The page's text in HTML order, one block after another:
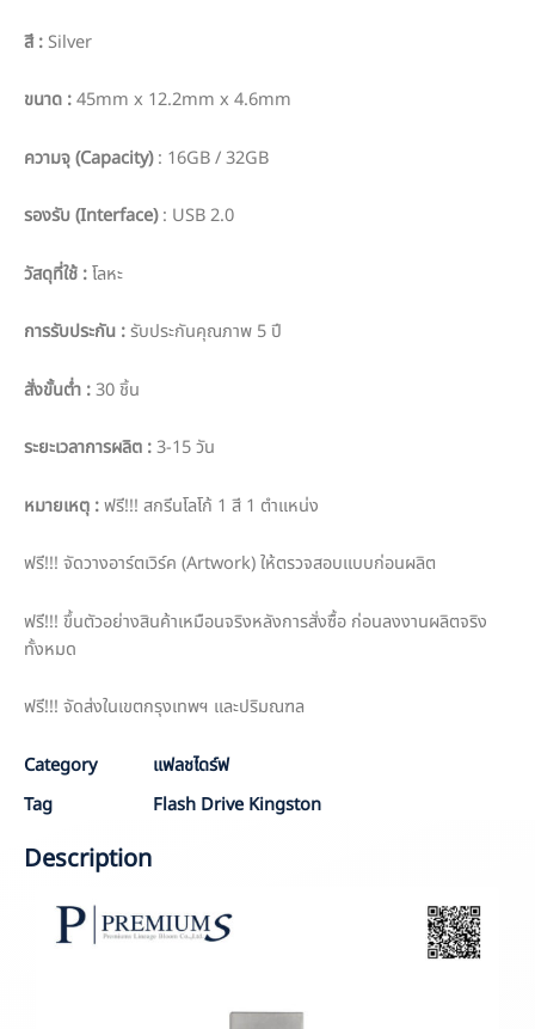
สี : Silver
ขนาด :45mm x 12.2mm x 4.6mm
ความจุ(Capacity): 16GB / 32GB
รองรับ (Interface): USB 2.0
วัสดุที่ใช้ :โลหะ
การรับประกัน :รับประกันคุณภาพ 5 ปี
สั่งขั้นต่ำ :30 ชิ้น
ระยะเวลาการผลิต :3-15 วัน
หมายเหตุ :ฟรี!!! สกรีนโลโก้ 1 สี 1 ตำแหน่ง
ฟรี!!! จัดวางอาร์ตเวิร์ค (Artwork) ให้ตรวจสอบแบบก่อนผลิต
ฟรี!!! ขึ้นตัวอย่างสินค้าเหมือนจริงหลังการสั่งซื้อ ก่อนลงงานผลิตจริง
ทั้งหมด
ฟรี!!! จัดส่งในเขตกรุงเทพฯ และปริมณฑล
Category
แฟลชไดร์ฟ
Tag
Flash Drive Kingston
Description